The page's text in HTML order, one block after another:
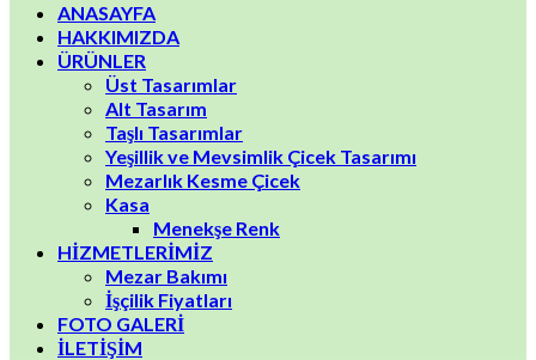
ANASAYFA
HAKKIMIZDA
ÜRÜNLER
Üst Tasarımlar
Alt Tasarım
Taşlı Tasarımlar
Yeşillik ve Mevsimlik Çicek Tasarımı
Mezarlık Kesme Çicek
Kasa
Menekşe Renk
HİZMETLERİMİZ
Mezar Bakımı
İşçilik Fiyatları
FOTO GALERİ
İLETİŞİM